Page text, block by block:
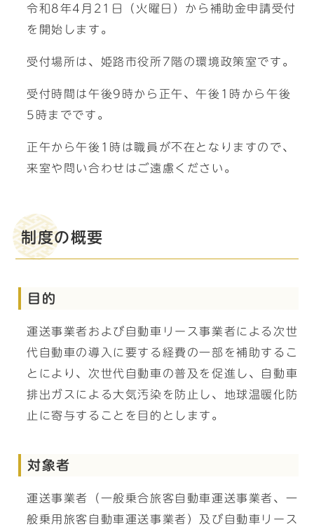
令和8年4月21日（火曜日）から補助金申請受付
を開始します。
受付場所は、姫路市役所7階の環境政策室です。
受付時間は午後9時から正午、午後1時から午後
5時までです。
正午から午後1時は職員が不在となりますので、
来室や問い合わせはご遠慮ください。
制度の概要
目的
運送事業者および自動車リース事業者による次世
代自動車の導入に要する経費の一部を補助するこ
とにより、次世代自動車の普及を促進し、自動車
排出ガスによる大気汚染を防止し、地球温暖化防
止に寄与することを目的とします。
対象者
運送事業者（一般乗合旅客自動車運送事業者、一
般乗用旅客自動車運送事業者）及び自動車リース